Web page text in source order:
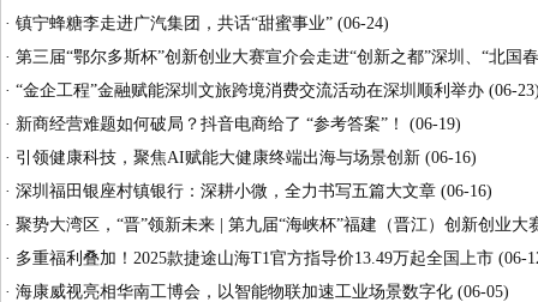
· 镇宁蜂糖李走进广汽集团，共话“甜蜜事业” (06-24)
· 第三届“鄂尔多斯杯”创新创业大赛宣介会走进“创新之都”深圳、“北国
· “金企工程”金融赋能深圳文旅跨境消费交流活动在深圳顺利举办 (06-
· 新商经营难题如何破局？抖音电商给了 “参考答案”！
(06-19)
· 引领健康科技，聚焦AI赋能大健康终端出海与场景创新 (06-16)
· 深圳福田银座村镇银行：深耕小微，全力书写五篇大文章 (06-16)
· 聚势大湾区，“晋”领新未来 | 第九届“海峡杯”福建（晋江）创新创业大
· 多重福利叠加！2025款捷途山海T1官方指导价13.49万起全国上市 (06-
· 海康威视亮相华南工博会，以智能物联加速工业场景数字化 (06-05)